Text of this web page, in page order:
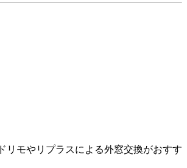
リモやリプラスによる外窓交換がおすす